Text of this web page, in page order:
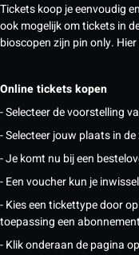
Tickets koop je eenvoudig
ook mogelijk om tickets in
bioscopen zijn pin only.
Online tickets kopen
- Selecteer de voorstelling
- Selecteer jouw plaats in
- Je komt nu bij een
- Een voucher kun je
- Kies een tickettype door
toepassing een
- Klik onderaan de pagina